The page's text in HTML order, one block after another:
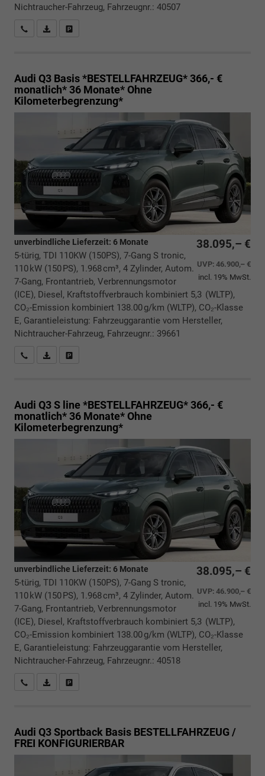
Nichtraucher-Fahrzeug, Fahrzeugnr.: 40507
Rückrufbitte absenden
PDF-Datei, Fahrzeugexposé drucken
Audi Q3 Basis *BESTELLFAHRZEUG* 366,- €
monatlich* 36 Monate* Ohne
Kilometerbegrenzung*
38.095,– €
UVP:46.900,– €
incl. 19% MwSt.
unverbindliche Lieferzeit: 6 Monate
5-türig, TDI 110KW (150PS), 7-Gang S tronic,
110 kW (150 PS), 1.968 cm³, 4 Zylinder, Autom.
7-Gang, Frontantrieb, Verbrennungsmotor
(ICE), Diesel, Kraftstoffverbrauch kombiniert 5,3 (WLTP),
CO₂-Emission kombiniert 138.00 g/km (WLTP), CO₂-Klasse
E, Garantieleistung: Fahrzeuggarantie vom Hersteller,
Nichtraucher-Fahrzeug, Fahrzeugnr.: 39661
Rückrufbitte absenden
PDF-Datei, Fahrzeugexposé drucken
Audi Q3S line *BESTELLFAHRZEUG* 366,- €
monatlich* 36 Monate* Ohne
Kilometerbegrenzung*
38.095,– €
UVP:46.900,– €
incl. 19% MwSt.
unverbindliche Lieferzeit: 6 Monate
5-türig, TDI 110KW (150PS), 7-Gang S tronic,
110 kW (150 PS), 1.968 cm³, 4 Zylinder, Autom.
7-Gang, Frontantrieb, Verbrennungsmotor
(ICE), Diesel, Kraftstoffverbrauch kombiniert 5,3 (WLTP),
CO₂-Emission kombiniert 138.00 g/km (WLTP), CO₂-Klasse
E, Garantieleistung: Fahrzeuggarantie vom Hersteller,
Nichtraucher-Fahrzeug, Fahrzeugnr.: 40518
Rückrufbitte absenden
PDF-Datei, Fahrzeugexposé drucken
Audi Q3 Sportback Basis BESTELLFAHRZEUG /
FREI KONFIGURIERBAR